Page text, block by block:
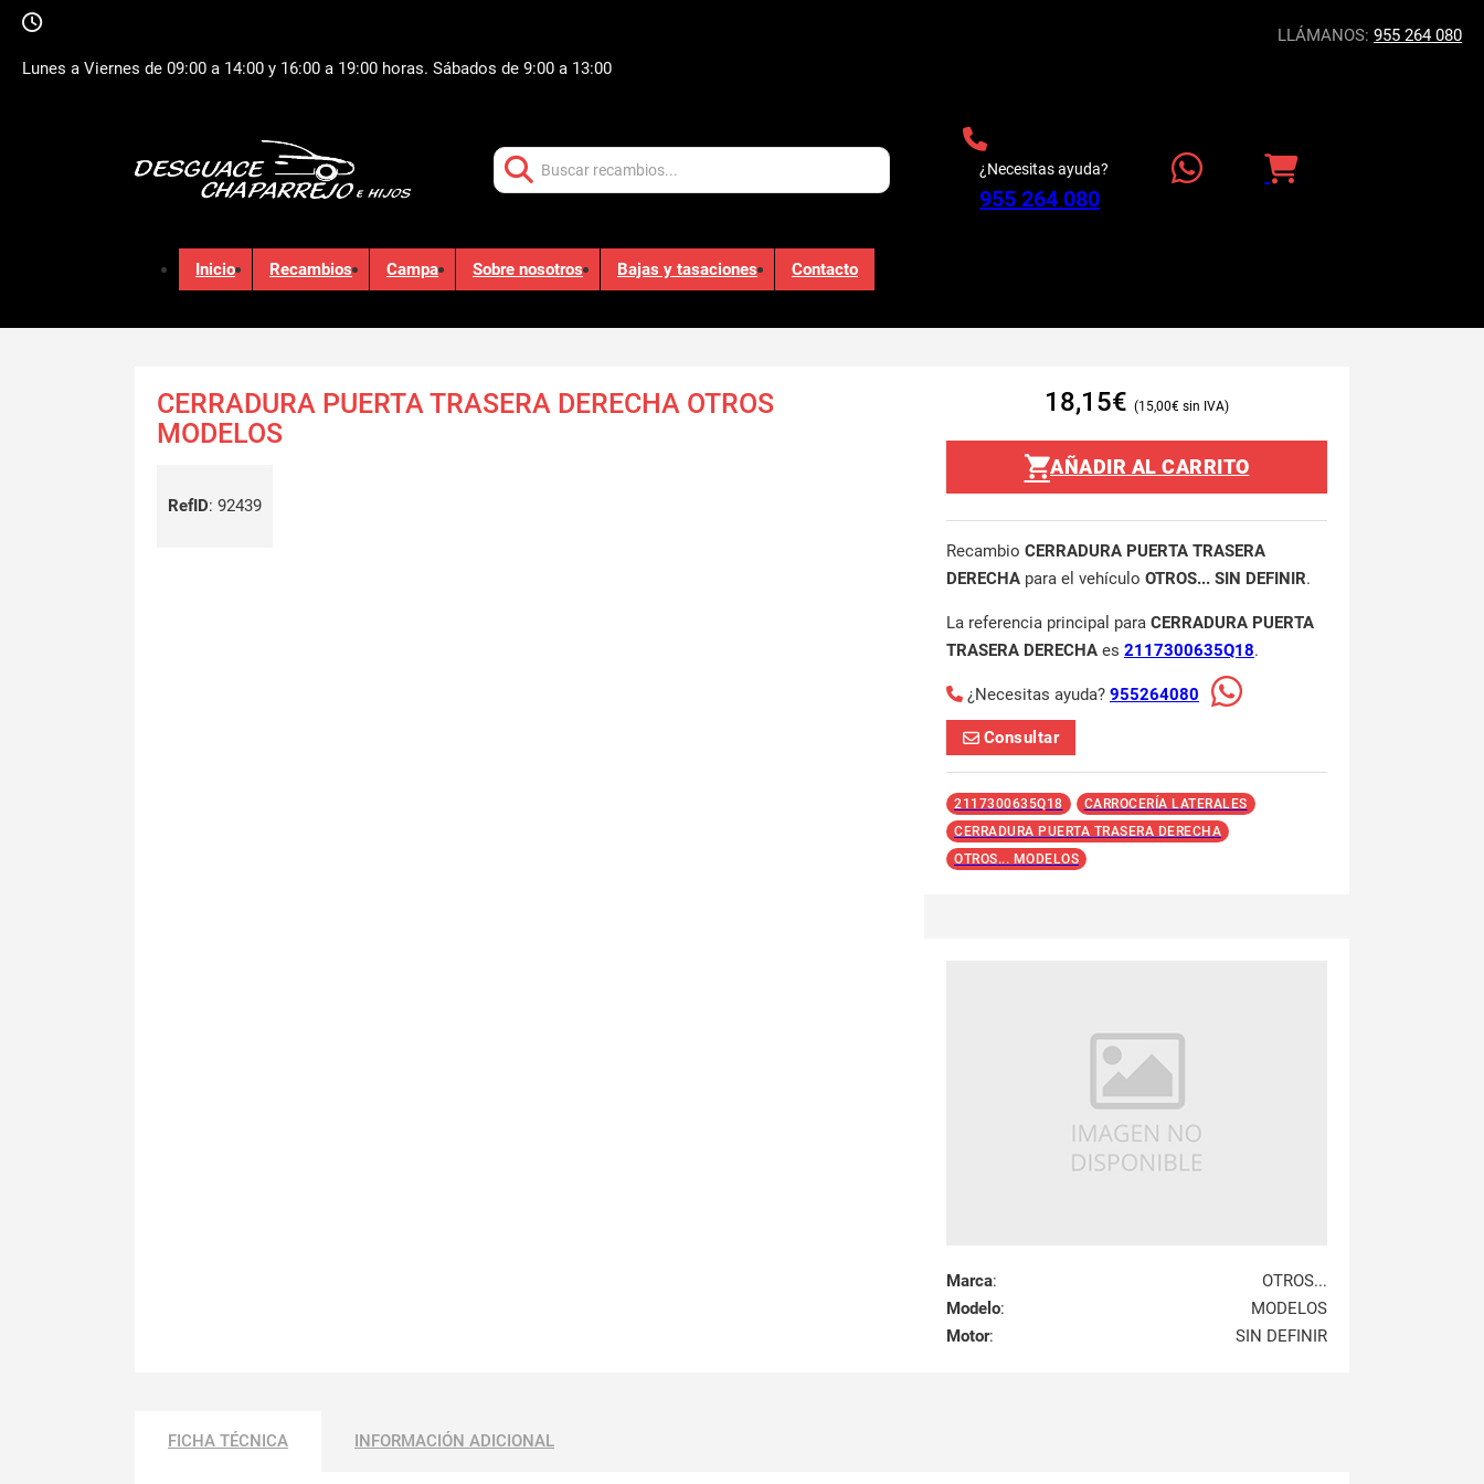
Lunes a Viernes de 09:00 a 14:00 y 16:00 a 19:00 horas. Sábados de 9:00 a 13:00
LLÁMANOS: 955 264 080
¿Necesitas ayuda?
955 264 080
Inicio Recambios Campa Sobre nosotros Bajas y tasaciones Contacto
CERRADURA PUERTA TRASERA DERECHA OTROS
MODELOS
RefID: 92439
18,15€ 15,00€
AÑADIR AL CARRITO
Recambio CERRADURA PUERTA TRASERA
DERECHA para el vehículo OTROS... SIN DEFINIR.
La referencia principal para CERRADURA PUERTA
TRASERA DERECHA es 2117300635Q18.
¿Necesitas ayuda? 955264080
Consultar
2117300635Q18
CARROCERÍA LATERALES
CERRADURA PUERTA TRASERA DERECHA
OTROS... MODELOS
Marca:
OTROS...
Modelo:
MODELOS
Motor: SIN DEFINIR
FICHA TÉCNICA INFORMACIÓN ADICIONAL